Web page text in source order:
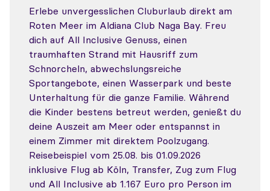
Erlebe unvergesslichen Cluburlaub direkt am
Roten Meer im Aldiana Club Naga Bay. Freu
dich auf All Inclusive Genuss, einen
traumhaften Strand mit Hausriff zum
Schnorcheln, abwechslungsreiche
Sportangebote, einen Wasserpark und beste
Unterhaltung für die ganze Familie. Während
die Kinder bestens betreut werden, genießt du
deine Auszeit am Meer oder entspannst in
einem Zimmer mit direktem Poolzugang.
Reisebeispiel vom 25.08. bis 01.09.2026
inklusive Flug ab Köln, Transfer, Zug zum Flug
und All Inclusive ab 1.167 Euro pro Person im